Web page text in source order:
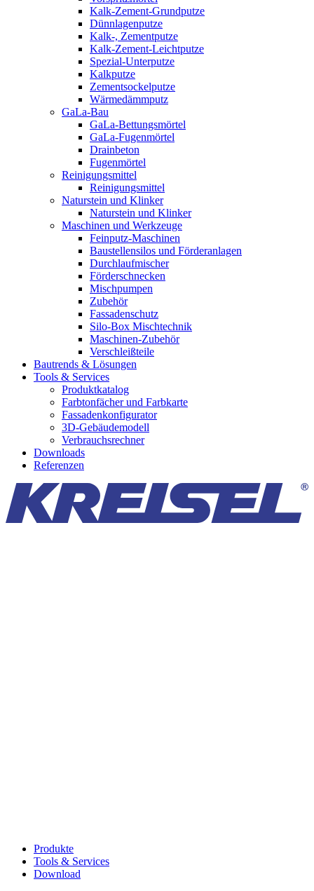
Kalk-Zement-Grundputze
Dünnlagenputze
Kalk-, Zementputze
Kalk-Zement-Leichtputze
Spezial-Unterputze
Kalkputze
Zementsockelputze
Wärmedämmputz
GaLa-Bau
GaLa-Bettungsmörtel
GaLa-Fugenmörtel
Drainbeton
Fugenmörtel
Reinigungsmittel
Reinigungsmittel
Naturstein und Klinker
Naturstein und Klinker
Maschinen und Werkzeuge
Feinputz-Maschinen
Baustellensilos und Förderanlagen
Durchlaufmischer
Förderschnecken
Mischpumpen
Zubehör
Fassadenschutz
Silo-Box Mischtechnik
Maschinen-Zubehör
Verschleißteile
Bautrends & Lösungen
Tools & Services
Produktkatalog
Farbtonfächer und Farbkarte
Fassadenkonfigurator
3D-Gebäudemodell
Verbrauchsrechner
Downloads
Referenzen
Produkte
Tools & Services
Download